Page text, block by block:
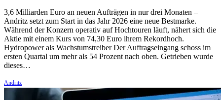
3,6 Milliarden Euro an neuen Aufträgen in nur drei Monaten –
Andritz setzt zum Start in das Jahr 2026 eine neue Bestmarke.
Während der Konzern operativ auf Hochtouren läuft, nähert sich die
Aktie mit einem Kurs von 74,30 Euro ihrem Rekordhoch.
Hydropower als Wachstumstreiber Der Auftragseingang schoss im
ersten Quartal um mehr als 54 Prozent nach oben. Getrieben wurde
dieses…
Andritz